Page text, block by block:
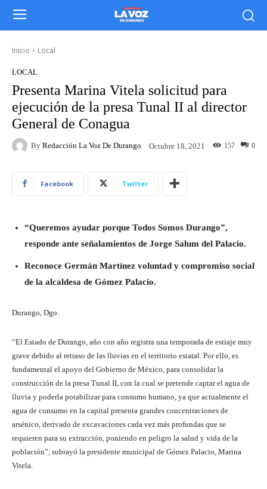
Inicio Local
LOCAL
Presenta Marina Vitela solicitud para
ejecución de la presa Tunal II al director
General de Conagua
By Redacción La Voz De Durango Octubre 18, 2021 0
157
Facebook Twitter
“Queremos ayudar porque Todos Somos Durango”,
responde ante señalamientos de Jorge Salum del Palacio.
Reconoce Germán Martínez voluntad y compromiso social
de la alcaldesa de Gómez Palacio.
Durango, Dgo.
“El Estado de Durango, año con año registra una temporada de estiaje muy
grave debido al retraso de las lluvias en el territorio estatal. Por ello, es
fundamental el apoyo del Gobierno de México, para consolidar la
construcción de la presa Tunal II, con la cual se pretende captar el agua de
lluvia y poderla potabilizar para consumo humano, ya que actualmente el
agua de consumo en la capital presenta grandes concentraciones de
arsénico, derivado de excavaciones cada vez más profundas que se
requieren para su extracción, poniendo en peligro la salud y vida de la
población”, subrayó la presidente municipal de Gómez Palacio, Marina
Vitela.